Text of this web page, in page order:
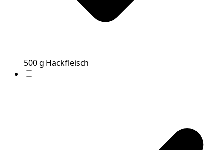
500g Hackfleisch